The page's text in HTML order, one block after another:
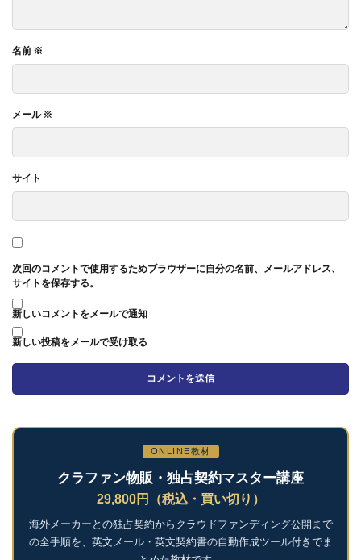
名前 ※
メール※
サイト
次回のコメントで使用するためブラウザーに自分の名前、メールアドレス、
サイトを保存する。
新しいコメントをメールで通知
新しい投稿をメールで受け取る
ONLINE教材
クラファン物販・独占契約マスター講座
29,800円（税込・買い切り）
海外メーカーとの独占契約からクラウドファンディング公開まで
の全手順を、英文メール・英文契約書の自動作成ツール付きでま